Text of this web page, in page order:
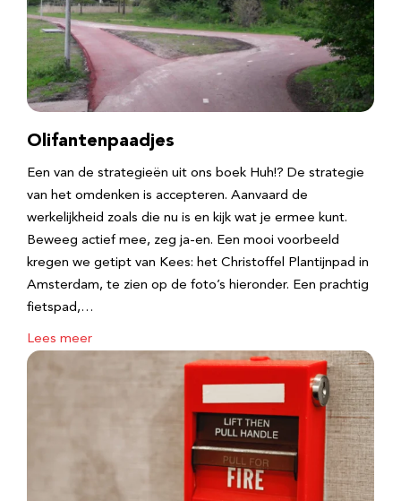
Olifantenpaadjes
Een van de strategieën uit ons boek Huh!? De strategie
van het omdenken is accepteren. Aanvaard de
werkelijkheid zoals die nu is en kijk wat je ermee kunt.
Beweeg actief mee, zeg ja-en. Een mooi voorbeeld
kregen we getipt van Kees: het Christoffel Plantijnpad in
Amsterdam, te zien op de foto’s hieronder. Een prachtig
fietspad,…
Lees meer